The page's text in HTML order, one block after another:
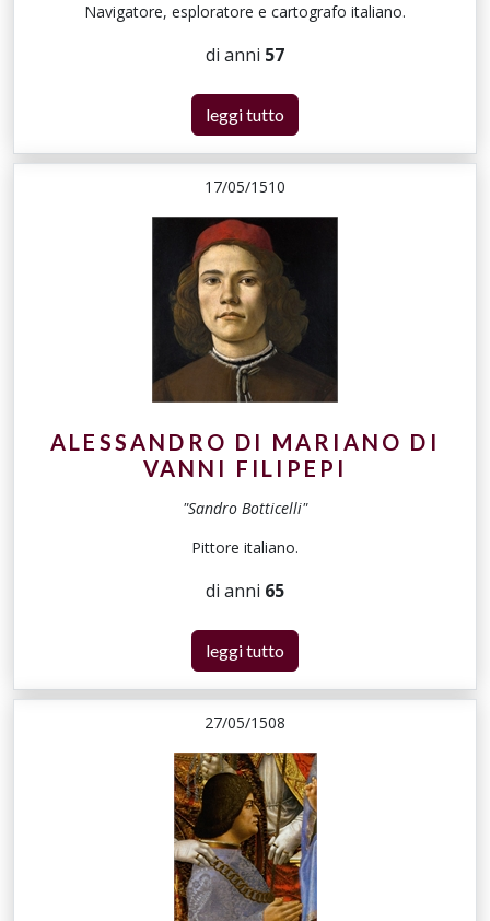
Navigatore, esploratore e cartografo italiano.
di anni 57
leggi tutto
17/05/1510
ALESSANDRO DI MARIANO DI
VANNI FILIPEPI
"Sandro Botticelli"
Pittore italiano.
di anni 65
leggi tutto
27/05/1508